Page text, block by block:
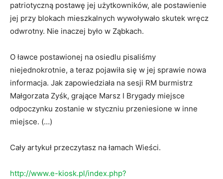
patriotyczną postawę jej użytkowników, ale postawienie
jej przy blokach mieszkalnych wywoływało skutek wręcz
odwrotny. Nie inaczej było w Ząbkach.
O ławce postawionej na osiedlu pisaliśmy
niejednokrotnie, a teraz pojawiła się w jej sprawie nowa
informacja. Jak zapowiedziała na sesji RM burmistrz
Małgorzata Zyśk, grające Marsz I Brygady miejsce
odpoczynku zostanie w styczniu przeniesione w inne
miejsce. (…)
Cały artykuł przeczytasz na łamach Wieści.
http://www.e-kiosk.pl/index.php?